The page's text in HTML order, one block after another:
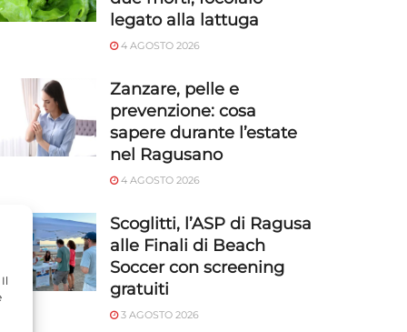
legato alla lattuga
4 AGOSTO 2026
Zanzare, pelle e
prevenzione: cosa
sapere durante l’estate
nel Ragusano
4 AGOSTO 2026
Scoglitti, l’ASP di Ragusa
alle Finali di Beach
Soccer con screening
gratuiti
3 AGOSTO 2026